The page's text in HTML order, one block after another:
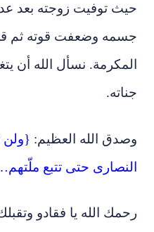
حيث توفيت زوجته بعد
جسمه وضعفت قوته ثم
المكرمة. نسأل الله أن
جناته.
وصدق الله العظيم: {ولن
النصارى حتى تتبع ملّتهم….}
رحمك الله يا فقادو